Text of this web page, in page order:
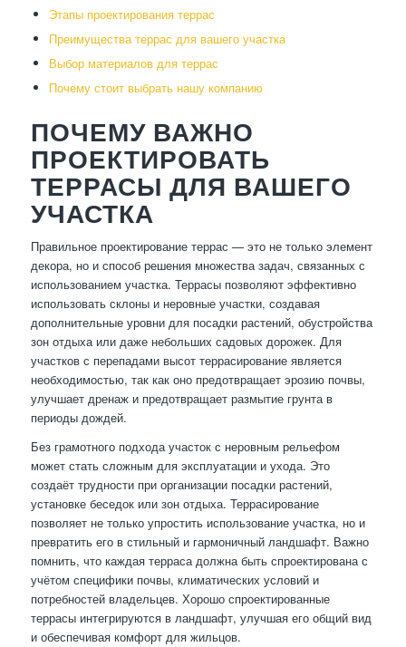
Этапы проектирования террас
Преимущества террас для вашего участка
Выбор материалов для террас
Почему стоит выбрать нашу компанию
ПОЧЕМУ ВАЖНО
ПРОЕКТИРОВАТЬ
ТЕРРАСЫ ДЛЯ ВАШЕГО
УЧАСТКА
Правильное проектирование террас — это не только элемент
декора, но и способ решения множества задач, связанных с
использованием участка. Террасы позволяют эффективно
использовать склоны и неровные участки, создавая
дополнительные уровни для посадки растений, обустройства
зон отдыха или даже небольших садовых дорожек. Для
участков с перепадами высот террасирование является
необходимостью, так как оно предотвращает эрозию почвы,
улучшает дренаж и предотвращает размытие грунта в
периоды дождей.
Без грамотного подхода участок с неровным рельефом
может стать сложным для эксплуатации и ухода. Это
создаёт трудности при организации посадки растений,
установке беседок или зон отдыха. Террасирование
позволяет не только упростить использование участка, но и
превратить его в стильный и гармоничный ландшафт. Важно
помнить, что каждая терраса должна быть спроектирована с
учётом специфики почвы, климатических условий и
потребностей владельцев. Хорошо спроектированные
террасы интегрируются в ландшафт, улучшая его общий вид
и обеспечивая комфорт для жильцов.